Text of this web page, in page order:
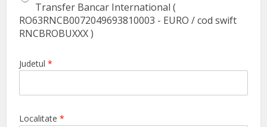
Transfer Bancar International (
RO63RNCB0072049693810003 - EURO / cod swift
RNCBROBUXXX )
Judetul*
Localitate*